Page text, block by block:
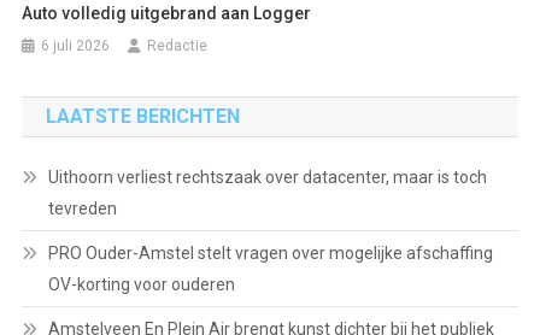
Auto volledig uitgebrand aan Logger
6 juli 2026 Redactie
LAATSTE BERICHTEN
Uithoorn verliest rechtszaak over datacenter, maar is toch
tevreden
PRO Ouder-Amstel stelt vragen over mogelijke afschaffing
OV-korting voor ouderen
Amstelveen En Plein Air brengt kunst dichter bij het publiek